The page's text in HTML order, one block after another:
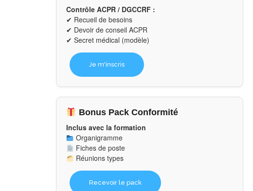
Contrôle ACPR / DGCCRF :
✔ Recueil de besoins
✔ Devoir de conseil ACPR
✔ Secret médical (modèle)
Je m'inscris
Bonus Pack Conformité
Inclus avec la formation
Organigramme
Fiches de poste
Réunions types
Recevoir le pack